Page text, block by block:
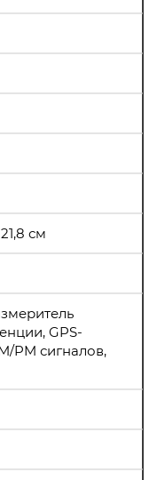
см
GPS-
PM сигналов,